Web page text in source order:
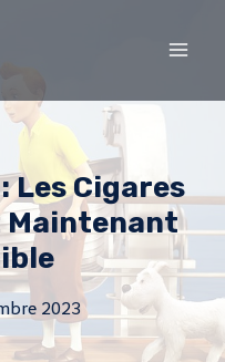
Les Cigares
Maintenant
2023